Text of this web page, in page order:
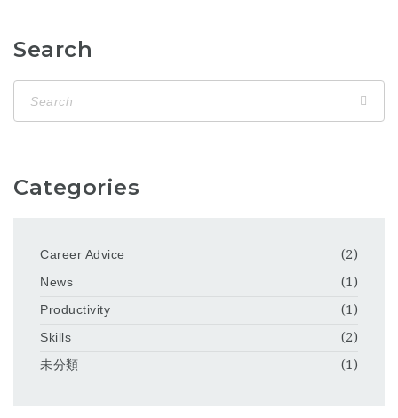
Search
Categories
Career Advice
(2)
News
(1)
Productivity
(1)
Skills
(2)
未分類
(1)